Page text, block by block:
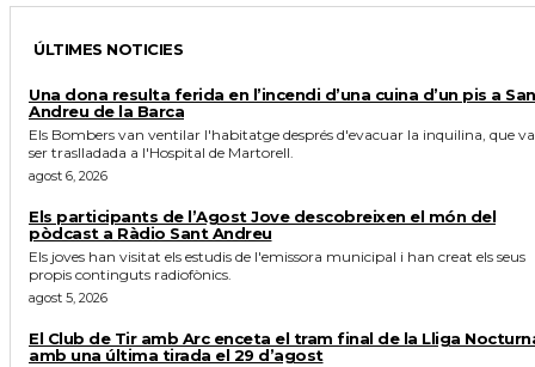
ÚLTIMES NOTICIES
Una dona resulta ferida en l’incendi d’una cuina d’un pis a
Andreu de la Barca
Els Bombers van ventilar l'habitatge després d'evacuar la inquilina, que va
ser traslladada a l'Hospital de Martorell.
agost 6, 2026
Els participants de l’Agost Jove descobreixen el món del
pòdcast a Ràdio Sant Andreu
Els joves han visitat els estudis de l'emissora municipal i han creat els seus
propis continguts radiofònics.
agost 5, 2026
El Club de Tir amb Arc enceta el tram final de la Lliga
amb una última tirada el 29 d’agost